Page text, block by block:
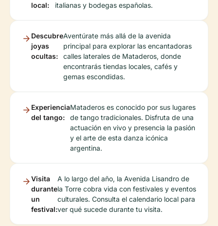
local:
italianas y bodegas españolas.
Descubre
joyas
ocultas:
Aventúrate más allá de la avenida
principal para explorar las encantadoras
calles laterales de Mataderos, donde
encontrarás tiendas locales, cafés y
gemas escondidas.
Experiencia
del tango:
Mataderos es conocido por sus lugares
de tango tradicionales. Disfruta de una
actuación en vivo y presencia la pasión
y el arte de esta danza icónica
argentina.
Visita
durante
un
festival:
A lo largo del año, la Avenida Lisandro de
la Torre cobra vida con festivales y eventos
culturales. Consulta el calendario local para
ver qué sucede durante tu visita.